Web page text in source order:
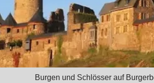
Burgen und Schlösser auf